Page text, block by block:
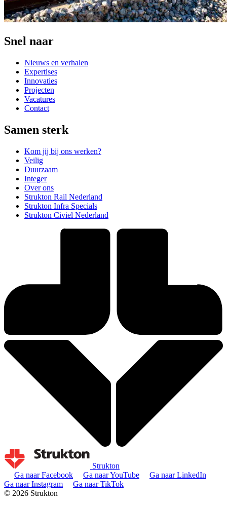
Snel naar
Nieuws en verhalen
Expertises
Innovaties
Projecten
Vacatures
Contact
Samen sterk
Kom jij bij ons werken?
Veilig
Duurzaam
Integer
Over ons
Strukton Rail Nederland
Strukton Infra Specials
Strukton Civiel Nederland
Strukton
Ga naar Facebook
Ga naar YouTube
Ga naar LinkedIn
Ga naar Instagram
Ga naar TikTok
© 2026 Strukton